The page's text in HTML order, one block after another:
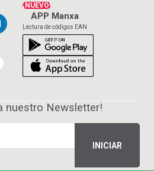
¡NUEVO!
APP Manxa
Lectura de códigos EAN
nuestro Newsletter!